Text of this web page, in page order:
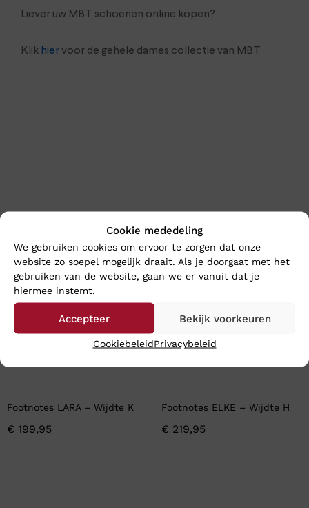
Cookie mededeling
We gebruiken cookies om ervoor te zorgen dat onze
website zo soepel mogelijk draait. Als je doorgaat met het
gebruiken van de website, gaan we er vanuit dat je
hiermee instemt.
Accepteer Bekijk voorkeuren
CookiebeleidPrivacybeleid
Liever uw MBT schoenen online kopen?
Klik hiervoor de gehele dames collectie van MBT
En wat vind u van deze?
Footnotes LARA – Wijdte K
€ 199,95
Footnotes ELKE – Wijdte H
€ 219,95